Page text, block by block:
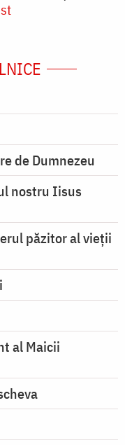
de Dumnezeu
nostru Iisus
păzitor al vieții
al Maicii